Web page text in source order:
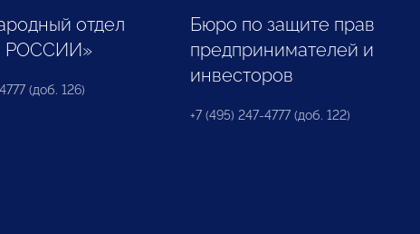
отдел
РОССИИ»
(доб. 126)
Бюро по защите прав
предпринимателей и
инвесторов
+7 (495) 247-4777 (доб. 122)